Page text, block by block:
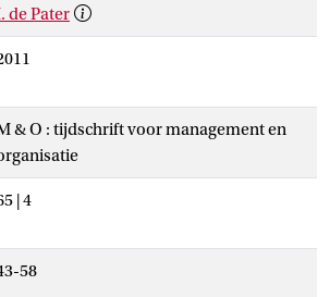
de Pater
& O : tijdschrift voor management en
| 4
58